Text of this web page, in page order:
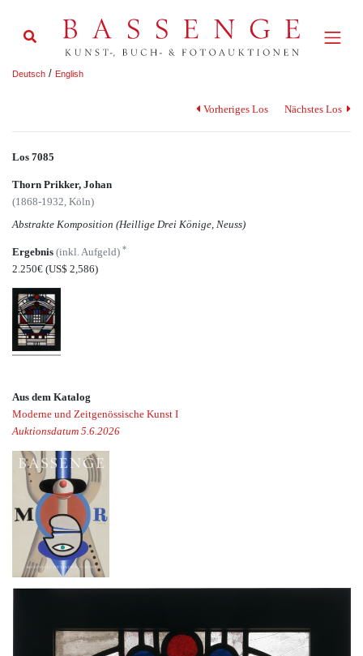
Deutsch / English
Vorheriges Los Nächstes Los
Los 7085
Thorn Prikker, Johan
(1868-1932, Köln)
Abstrakte Komposition (Heillige Drei Könige, Neuss)
Ergebnis (inkl. Aufgeld) *
2.250€ (US$ 2,586)
Aus dem Katalog
Moderne und Zeitgenössische Kunst I
Auktionsdatum 5.6.2026